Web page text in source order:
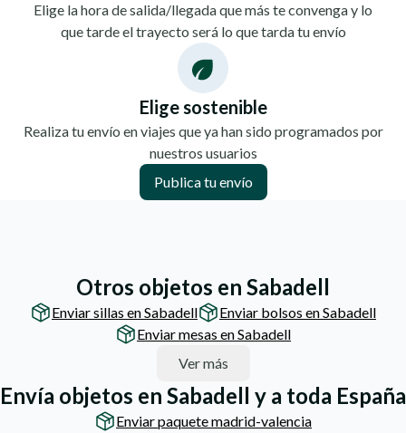
Elige la hora de salida/llegada que más te convenga y lo
que tarde el trayecto será lo que tarda tu envío
Elige sostenible
Realiza tu envío en viajes que ya han sido programados por
nuestros usuarios
Publica tu envío
Otros objetos en Sabadell
Enviar sillas en Sabadell
Enviar bolsos en Sabadell
Enviar mesas en Sabadell
Ver más
Envía objetos en Sabadell y a toda España
Enviar paquete madrid-valencia